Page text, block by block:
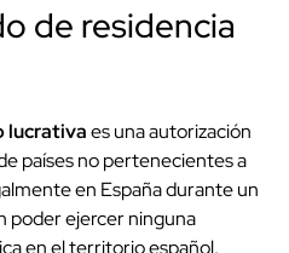
de residencia
lucrativaes una autorización
países no pertenecientes a
en España durante un
poder ejercer ninguna
en el territorio español.